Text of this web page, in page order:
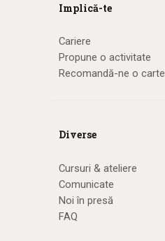
Implică-te
Cariere
Propune o activitate
Recomandă-ne o carte
Diverse
Cursuri & ateliere
Comunicate
Noi în presă
FAQ